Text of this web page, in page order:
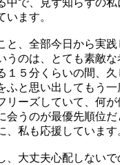
中で、見ず知らずの
ます。
、全部今日から実践
のは、とても素敵な
５分くらいの間、
と思い出してもう一
ーズしていて、何
うのが最優先順位だ
私も応援しています
大丈夫心配しないで